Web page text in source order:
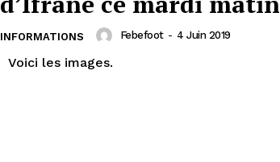
INFORMATIONS Febefoot - 4 Juin 2019